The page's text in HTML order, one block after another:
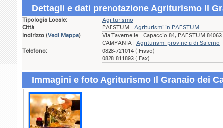
Dettagli e dati prenotazione Agriturismo Il
Tipologia Locale:
Agriturismo
Città
PAESTUM - Agriturismi in PAESTUM
Indirizzo (Vedi Mappa)
Via Tavernelle - Capaccio 84, PAESTUM
CAMPANIA | Agriturismi provincia di Salerno
Telefono:
0828-721014 ( Fisso)
0828-811893 ( Fax)
Immagini e foto Agriturismo Il Granaio dei